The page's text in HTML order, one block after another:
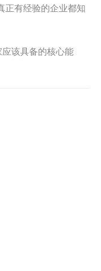
正有经验的企业都知
该具备的核心能